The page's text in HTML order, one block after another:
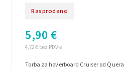
Rasprodano
4,72 € bez PDV-a
5,90 €
Torba za hoverboard Cruiser od Quera